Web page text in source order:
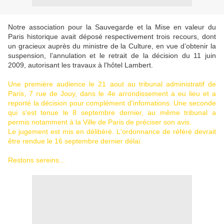
Notre association pour la Sauvegarde et la Mise en valeur du
Paris historique avait déposé respectivement trois recours, dont
un gracieux auprès du ministre de la Culture, en vue d’obtenir la
suspension, l’annulation et le retrait de la décision du 11 juin
2009, autorisant les travaux à l'hôtel Lambert
Une première audience le 21 aout au tribunal administratif de
Paris, 7 rue de Jouy, dans le 4e arrondissement a eu lieu et a
reporté la décision pour complément d'infomations. Une seconde
qui s'est tenue le 8 septembre dernier, au même tribunal a
permis notamment à la Ville de Paris de préciser son avis.
Le jugement est mis en délibéré. L'ordonnance de référé devrait
être rendue le 16 septembre dernier délai.
Restons sereins...